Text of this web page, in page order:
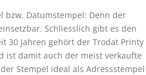
bzw. Datumstempel: Denn der
Schliesslich gibt es den
30 Jahren gehört der Trodat Printy
ist damit auch der meist verkaufte
Stempel ideal als Adressstempel